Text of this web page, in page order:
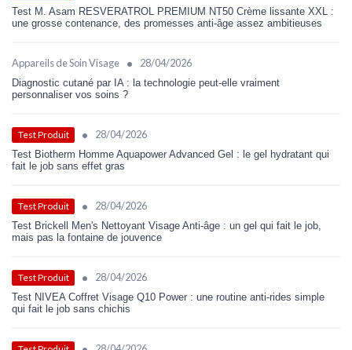
Test M. Asam RESVERATROL PREMIUM NT50 Crème lissante XXL :
une grosse contenance, des promesses anti-âge assez ambitieuses
Appareils de Soin Visage • 28/04/2026
Diagnostic cutané par IA : la technologie peut-elle vraiment
personnaliser vos soins ?
Test Produit • 28/04/2026
Test Biotherm Homme Aquapower Advanced Gel : le gel hydratant qui
fait le job sans effet gras
Test Produit • 28/04/2026
Test Brickell Men's Nettoyant Visage Anti-âge : un gel qui fait le job,
mais pas la fontaine de jouvence
Test Produit • 28/04/2026
Test NIVEA Coffret Visage Q10 Power : une routine anti-rides simple
qui fait le job sans chichis